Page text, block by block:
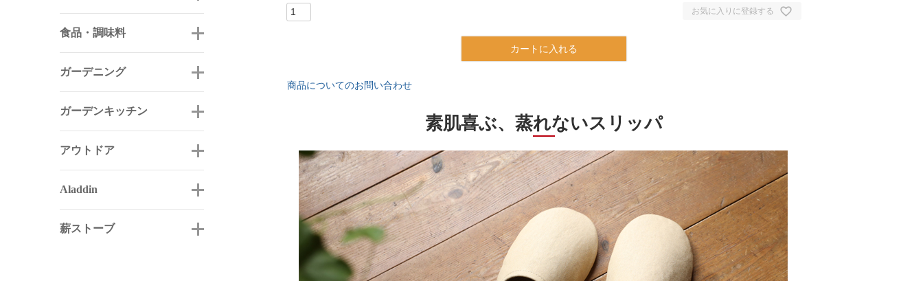
食品・調味料
ガーデニング
ガーデンキッチン
アウトドア
Aladdin
薪ストーブ
お気に入りに登録する
カートに入れる
商品についてのお問い合わせ
素肌喜ぶ、蒸れないスリッパ